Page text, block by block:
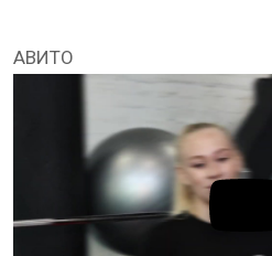
АВИТО